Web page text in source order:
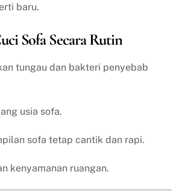
baru.
Sofa Secara Rutin
tungau dan bakteri penyebab
usia sofa.
sofa tetap cantik dan rapi.
kenyamanan ruangan.